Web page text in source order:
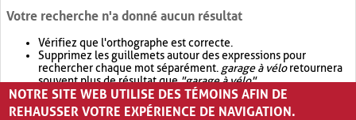
Votre recherche n'a donné aucun résultat
Vérifiez que l'orthographe est correcte.
Supprimez les guillemets autour des expressions pour
rechercher chaque mot séparément. garage à véloretournera
souvent plus de résultat que"garage à vélo".
Envisagez d'élargir votre recherche avec OR.garage OR vélo
retournera souvent plus de résultat quegarage à vélo
NOTRE SITE WEB UTILISE DES TÉMOINS AFIN DE
REHAUSSER VOTRE EXPÉRIENCE DE NAVIGATION.